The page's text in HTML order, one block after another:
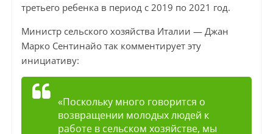
третьего ребенка в период с 2019 по 2021 год.
Министр сельского хозяйства Италии — Джан
Марко Сентинайо так комментирует эту
инициативу:
«Поскольку много говорится о
возвращении молодых людей к
работе в сельском хозяйстве, мы